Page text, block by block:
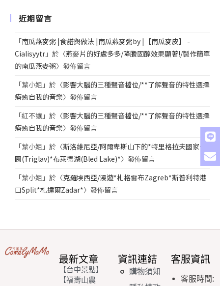
近期留言
「南瓜燕麥粥 |食譜與做法 |南瓜燕麥粥by |【南瓜麥皮】 -
Cialisyytr 」於〈燕麥片的好處多多/降膽固醇效果顯著!/製作簡單
的南瓜燕麥粥〉發佈留言
「葉小姐 」於〈影響大腦的三種聲音檔位/**了解聲音的特性選擇
療癒自我的音樂〉發佈留言
「紅不讓 」於〈影響大腦的三種聲音檔位/**了解聲音的特性選擇
療癒自我的音樂〉發佈留言
「葉小姐 」於〈斯洛維尼亞/阿爾卑斯山下的*特里格拉夫國家公
園(Triglav)*布萊德湖(Bled Lake)*〉發佈留言
「葉小姐 」於〈克羅埃西亞/漫遊*札格雷布Zagreb*斯普利特港
口Split*札達爾Zadar*〉發佈留言
最新文章
【台中景點】
【福壽山農
資訊連結
購物須知
客服資訊
客服時間: